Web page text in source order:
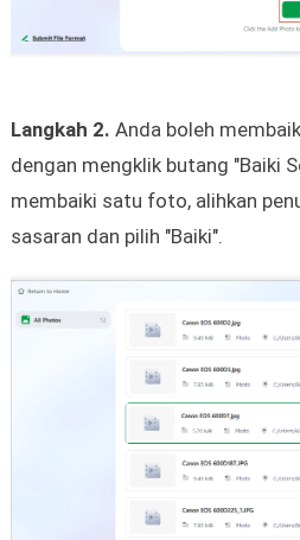
Langkah 2. Anda boleh
dengan mengklik butang "Baiki
membaiki satu foto, alihkan
sasaran dan pilih "Baiki".